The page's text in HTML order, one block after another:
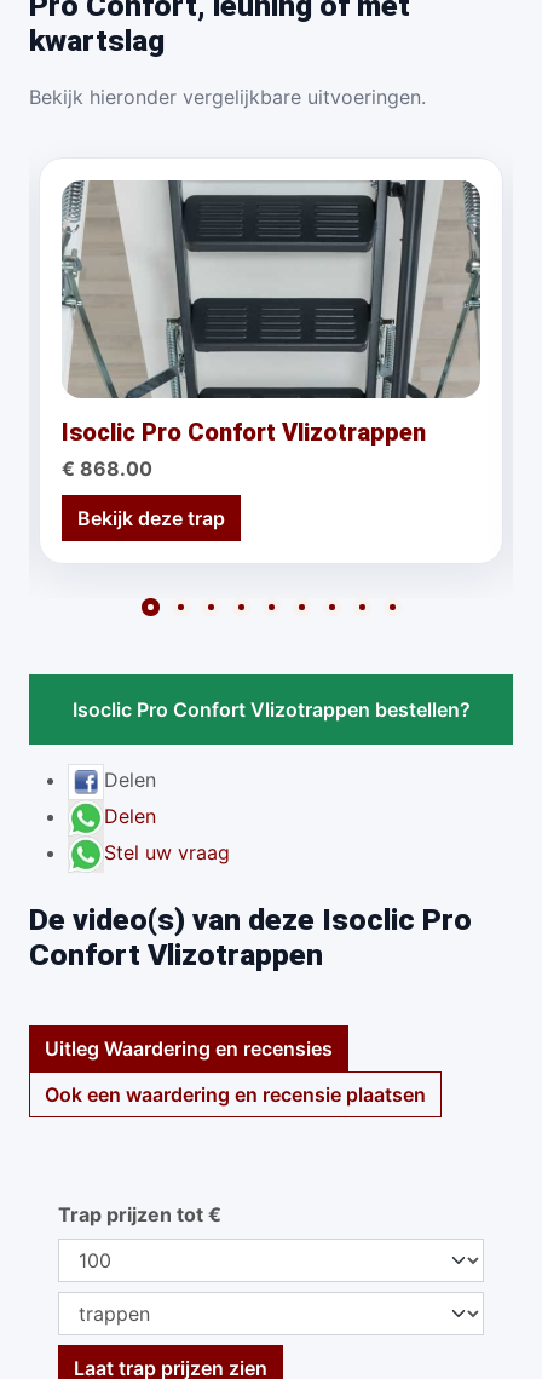
kwartslag
Bekijk hieronder vergelijkbare uitvoeringen.
Isoclic Pro Confort Vlizotrappen
€ 868.00
Bekijk deze trap
Isoclic Pro Confort Vlizotrappen bestellen?
Delen
Delen
Stel uw vraag
De video(s) van deze Isoclic Pro
Confort Vlizotrappen
Uitleg Waardering en recensies
Ook een waardering en recensie plaatsen
Trap prijzen tot €
Laat trap prijzen zien